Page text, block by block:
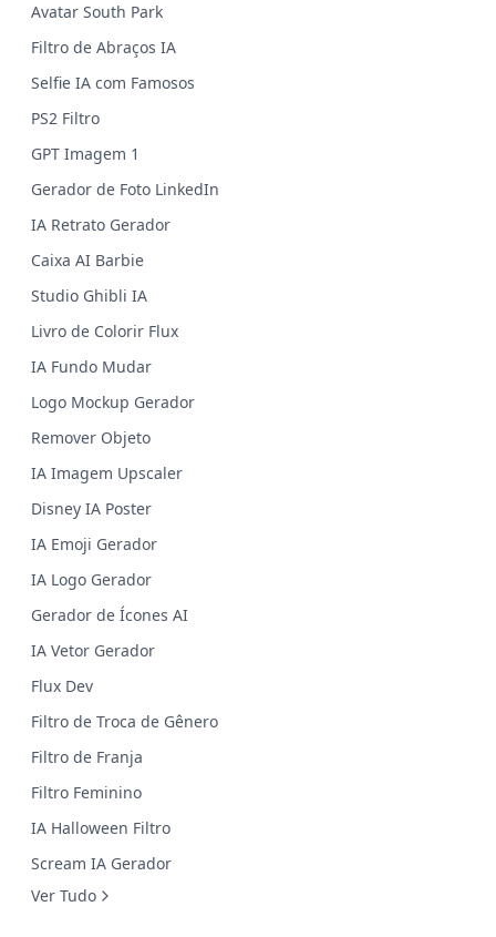
Avatar South Park
Filtro de Abraços IA
Selfie IA com Famosos
PS2 Filtro
GPT Imagem 1
Gerador de Foto LinkedIn
IA Retrato Gerador
Caixa AI Barbie
Studio Ghibli IA
Livro de Colorir Flux
IA Fundo Mudar
Logo Mockup Gerador
Remover Objeto
IA Imagem Upscaler
Disney IA Poster
IA Emoji Gerador
IA Logo Gerador
Gerador de Ícones AI
IA Vetor Gerador
Flux Dev
Filtro de Troca de Gênero
Filtro de Franja
Filtro Feminino
IA Halloween Filtro
Scream IA Gerador
Ver Tudo